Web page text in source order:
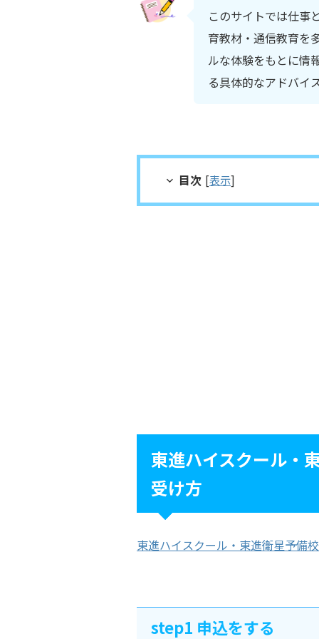
このサイトでは仕事
育教材・通信教育を
ルな体験をもとに情
る具体的なアドバイ
目次 [表示]
東進ハイスクール・
受け方
東進ハイスクール・東進衛星予備校
step1 申込をする